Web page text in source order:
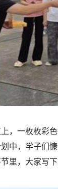
，一枚枚彩
中，学子们
里，大家写
族大学师生集
法西斯战争胜